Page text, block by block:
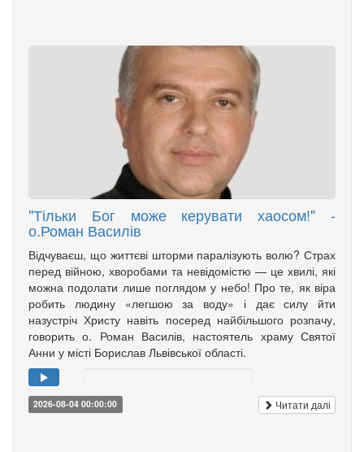
"Тільки Бог може керувати хаосом!" -
о.Роман Василів
Відчуваєш, що життєві шторми паралізують волю? Страх
перед війною, хворобами та невідомістю — це хвилі, які
можна подолати лише поглядом у небо! Про те, як віра
робить людину «легшою за воду» і дає силу йти
назустріч Христу навіть посеред найбільшого розпачу,
говорить о. Роман Василів, настоятель храму Святої
Анни у місті Борислав Львівської області.
2026-08-04 00:00:00 Читати далі